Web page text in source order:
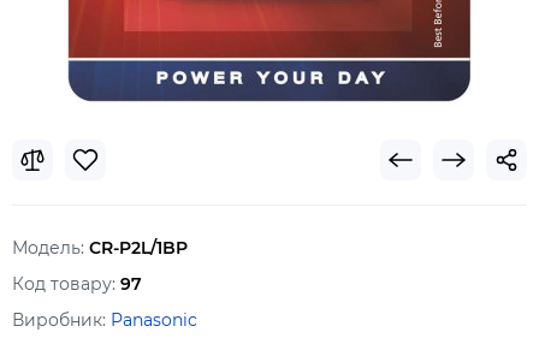
Модель: CR-P2L/1BP
Код товару: 97
Виробник: Panasonic